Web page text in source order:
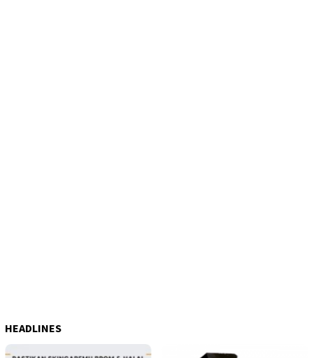
HEADLINES